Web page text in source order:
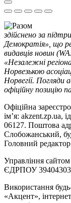
здійснено за
Демократія», що
видавців новин
«Незалежні
Норвезькою
Норвегії. Погляди
офіційну позицію
Офіційна
ім’я: akzent.zp.ua,
06127. Поштова
Слобожанський,
Головний
Управління
ЄДРПОУ 39404303
Використання
«Акцент»,